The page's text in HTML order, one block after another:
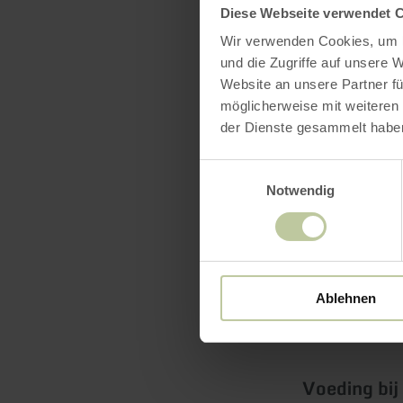
Diese Webseite verwendet
Wir verwenden Cookies,
und die Zugriffe auf unsere
Website an unsere Partner
möglicherweise mit
der Dienste gesammelt
Notwendig
Ablehnen
Boom
Bijna alles
dieren
Wilde
ooit een
Reeën en
dient ook
wormen
De
Voeding